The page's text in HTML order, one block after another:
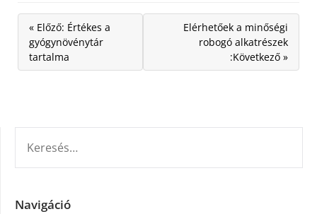
« Előző: Értékes a
gyógynövénytár
tartalma
Elérhetőek a minőségi
robogó alkatrészek
:Következő »
Navigáció